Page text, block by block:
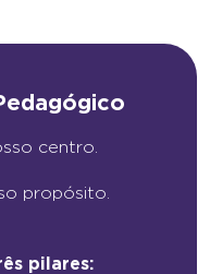
centro.
propósito.
pilares: